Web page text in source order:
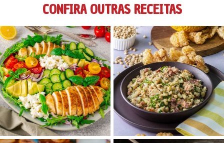
CONFIRA OUTRAS RECEITAS